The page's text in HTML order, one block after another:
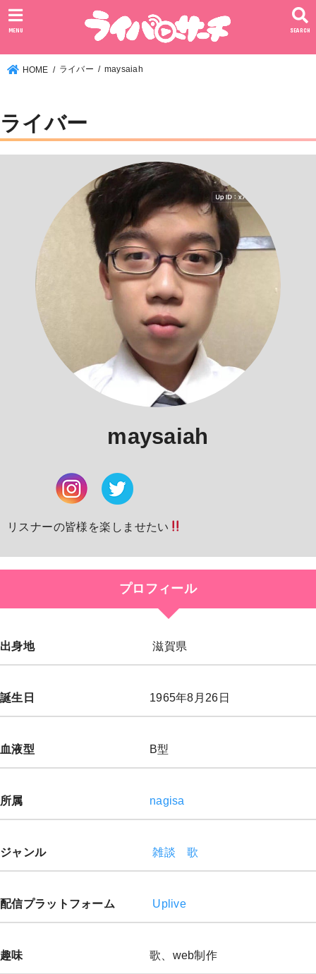
SEARCH
MENU
HOME ライバー maysaiah
ライバー
maysaiah
リスナーの皆様を楽しませたい
プロフィール
出身地 滋賀県
誕生日 1965年8月26日
血液型 B型
所属 nagisa
ジャンル 雑談 歌
配信プラットフォーム Uplive
趣味 歌、web制作